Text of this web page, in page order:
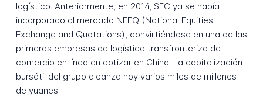
logístico. Anteriormente, en 2014, SFC ya se había
incorporado al mercado NEEQ (National Equities
Exchange and Quotations), convirtiéndose en una de las
primeras empresas de logística transfronteriza de
comercio en línea en cotizar en China. La capitalización
bursátil del grupo alcanza hoy varios miles de millones
de yuanes.